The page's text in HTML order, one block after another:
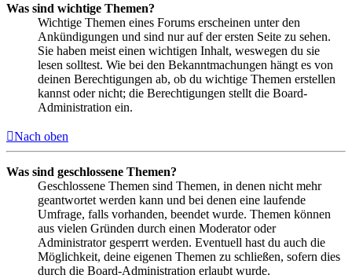
Was sind wichtige Themen?
Wichtige Themen eines Forums erscheinen unter den
Ankündigungen und sind nur auf der ersten Seite zu sehen.
Sie haben meist einen wichtigen Inhalt, weswegen du sie
lesen solltest. Wie bei den Bekanntmachungen hängt es von
deinen Berechtigungen ab, ob du wichtige Themen erstellen
kannst oder nicht; die Berechtigungen stellt die Board-
Administration ein.
Nach oben
Was sind geschlossene Themen?
Geschlossene Themen sind Themen, in denen nicht mehr
geantwortet werden kann und bei denen eine laufende
Umfrage, falls vorhanden, beendet wurde. Themen können
aus vielen Gründen durch einen Moderator oder
Administrator gesperrt werden. Eventuell hast du auch die
Möglichkeit, deine eigenen Themen zu schließen, sofern dies
durch die Board-Administration erlaubt wurde.